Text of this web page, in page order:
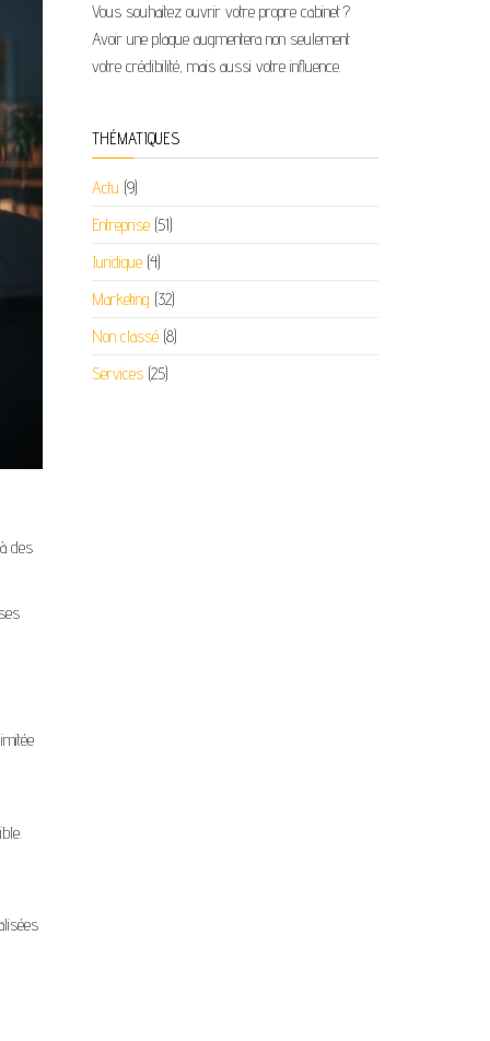
des
Vous souhaitez ouvrir votre propre cabinet ?
Avoir une plaque augmentera non seulement
votre crédibilité, mais aussi votre influence.
THÉMATIQUES
Actu (9)
Entreprise(51)
Juridique(4)
Marketing (32)
Non classé(8)
Services(25)